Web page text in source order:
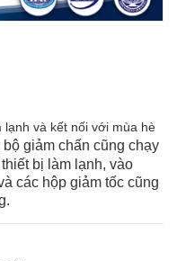
và kết nối với mùa hè
bộ giảm chấn cũng chạy
bị làm lạnh, vào
các hộp giảm tốc cũng